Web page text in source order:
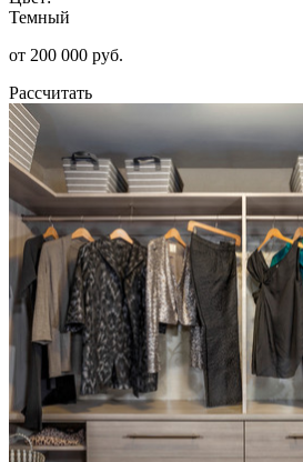
Темный
от 200 000 руб.
Рассчитать